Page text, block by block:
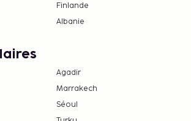
Finlande
Albanie
Agadir
Marrakech
Séoul